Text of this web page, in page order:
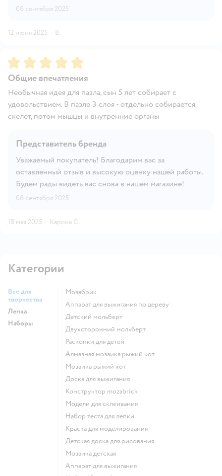
08 сентября 2025
12 июня 2025 · В.
Рейтинг:5
Общие впечатления
Необычная идея для пазла, сын 5 лет собирает с
удовольствием. В пазле 3 слоя - отдельно собирается
скелет, потом мышцы и внутренние органы
Представитель бренда
Уважаемый покупатель! Благодарим вас за
оставленный отзыв и высокую оценку нашей работы.
Будем рады видеть вас снова в нашем магазине!
08 сентября 2025
18 мая 2025 · Карина С.
Категории
Все для
творчества
Лепка
Наборы
Мозабрик
Аппарат для выжигания по дереву
Детский мольберт
Двухсторонний мольберт
Раскопки для детей
Алмазная мозаика рыжий кот
Мозаика рыжий кот
Доска для выжигания
Конструктор mozabrick
Модели для склеивания
Набор теста для лепки
Краска для моделирования
Детская доска для рисования
Мозаика детская
Аппарат для выжигания